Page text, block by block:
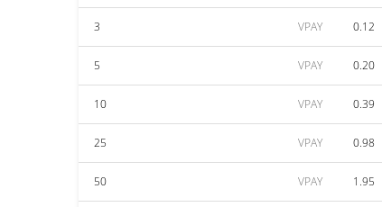
3 VPAY 0.12
5 VPAY 0.20
10 VPAY 0.39
25 VPAY 0.98
50 VPAY 1.95